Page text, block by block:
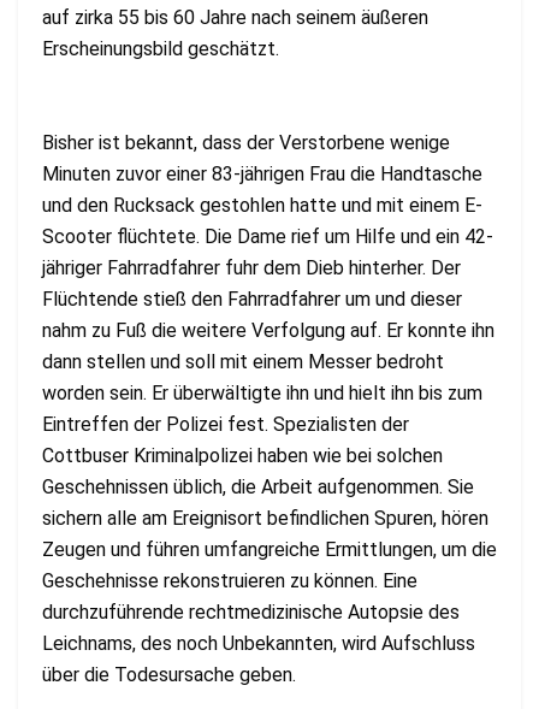
auf zirka 55 bis 60 Jahre nach seinem äußeren
Erscheinungsbild geschätzt.
Bisher ist bekannt, dass der Verstorbene wenige
Minuten zuvor einer 83-jährigen Frau die Handtasche
und den Rucksack gestohlen hatte und mit einem E-
Scooter flüchtete. Die Dame rief um Hilfe und ein 42-
jähriger Fahrradfahrer fuhr dem Dieb hinterher. Der
Flüchtende stieß den Fahrradfahrer um und dieser
nahm zu Fuß die weitere Verfolgung auf. Er konnte ihn
dann stellen und soll mit einem Messer bedroht
worden sein. Er überwältigte ihn und hielt ihn bis zum
Eintreffen der Polizei fest. Spezialisten der
Cottbuser Kriminalpolizei haben wie bei solchen
Geschehnissen üblich, die Arbeit aufgenommen. Sie
sichern alle am Ereignisort befindlichen Spuren, hören
Zeugen und führen umfangreiche Ermittlungen, um die
Geschehnisse rekonstruieren zu können. Eine
durchzuführende rechtmedizinische Autopsie des
Leichnams, des noch Unbekannten, wird Aufschluss
über die Todesursache geben.